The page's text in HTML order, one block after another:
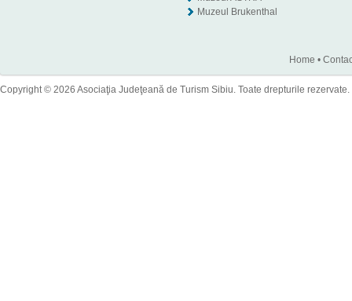
Muzeul Brukenthal
Home •
Copyright © 2026 Asociaţia Judeţeană de Turism Sibiu. Toate drepturile rezervate.